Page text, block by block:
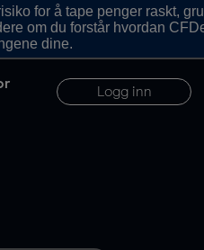
for å tape penger raskt,
om du forstår hvordan
dine.
Logg inn